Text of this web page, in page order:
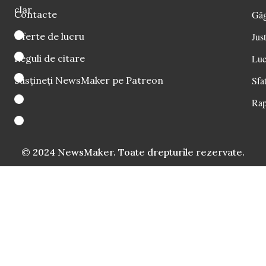
clar
Contacte
Oferte de lucru
Reguli de citare
Susțineți NewsMaker pe Patreon
© 2024 NewsMaker. Toate drepturile rezervate.